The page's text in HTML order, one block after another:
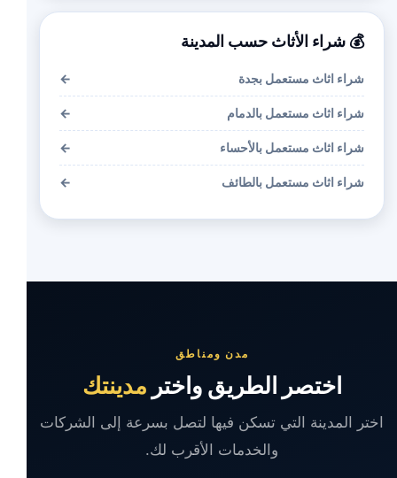
💰 شراء الأثاث حسب المدينة
شراء اثاث مستعمل بجدة ←
شراء اثاث مستعمل بالدمام ←
شراء اثاث مستعمل بالأحساء ←
شراء اثاث مستعمل بالطائف ←
مدن ومناطق
اختصر الطريق واختر مدينتك
اختر المدينة التي تسكن فيها لتصل بسرعة إلى الشركات
والخدمات الأقرب لك.